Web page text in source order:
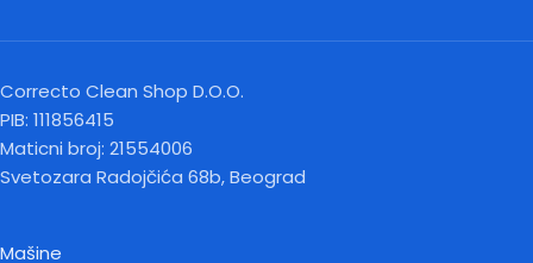
Correcto Clean Shop D.O.O.
PIB: 111856415
Maticni broj: 21554006
Svetozara Radojčića 68b, Beograd
Mašine